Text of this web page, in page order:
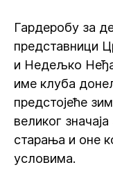
Гардеробу за
представници
и Недељко
име клуба
предстојеће
великог
старања и оне
условима.